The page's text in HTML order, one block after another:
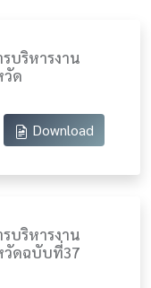
บริหารงาน
วัด
Download
บริหารงาน
วัดฉบับที่37